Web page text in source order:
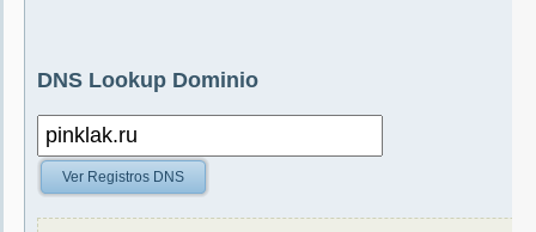
DNS Lookup Dominio
Ver Registros DNS